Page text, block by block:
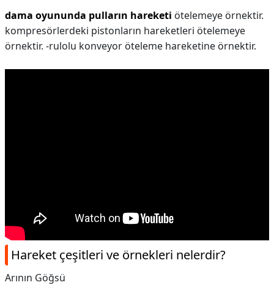
dama oyununda pulların hareketi ötelemeye örnektir.
kompresörlerdeki pistonların hareketleri ötelemeye
örnektir. -rulolu konveyor öteleme hareketine örnektir.
Hareket çeşitleri ve örnekleri nelerdir?
Arının Göğsü